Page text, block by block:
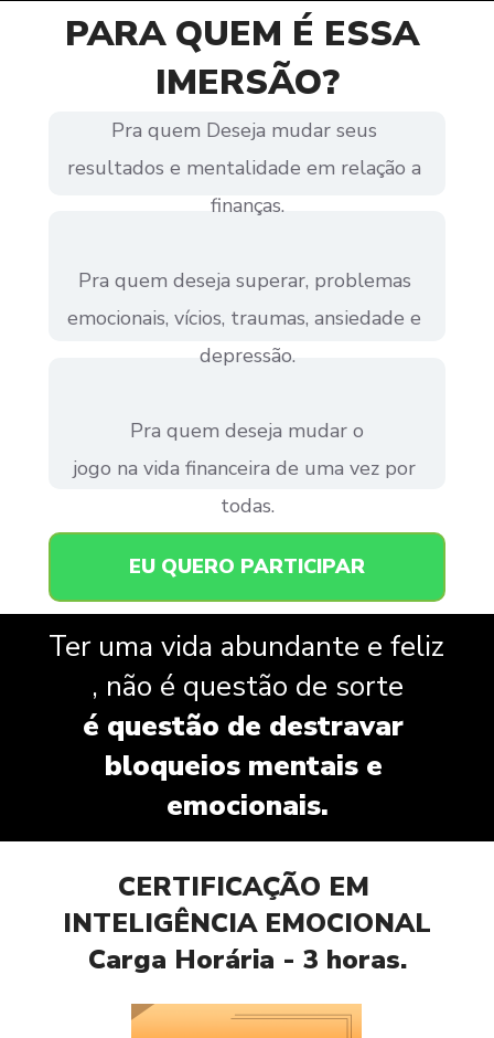
EU QUERO PARTICIPAR
PARA QUEM É ESSA
IMERSÃO?
Pra quem Deseja mudar seus
resultados e mentalidade em relação a
finanças.
Pra quem deseja superar, problemas
emocionais, vícios, traumas, ansiedade e
depressão.
Pra quem deseja mudar o
jogo na vida financeira de uma vez por
todas.
Ter uma vida abundante e feliz
, não é questão de sorte
é questão de destravar
bloqueios mentais e
emocionais.
CERTIFICAÇÃO EM
INTELIGÊNCIA EMOCIONAL
Carga Horária - 3 horas.